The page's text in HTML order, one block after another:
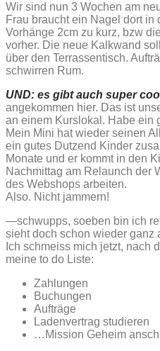
Wir sind nun 3 Wochen am
Frau braucht ein Nagel dort in
Vorhänge 2cm zu kurz, bzw
vorher. Die neue Kalkwand
über den Terrassentisch.
schwirren Rum.
UND: es gibt auch super
angekommen hier. Das ist
an einem Kurslokal. Habe ein
Mein Mini hat wieder seinen
ein gutes Dutzend Kinder
Monate und er kommt in den
Nachmittag am Relaunch der
des Webshops arbeiten.
Also. Nicht jammern!
—schwupps, soeben bin ich
sieht doch schon wieder ganz
Ich schmeiss mich jetzt, nach
meine to do Liste:
Zahlungen
Buchungen
Aufträge
Ladenvertrag studieren
…Mission Geheim